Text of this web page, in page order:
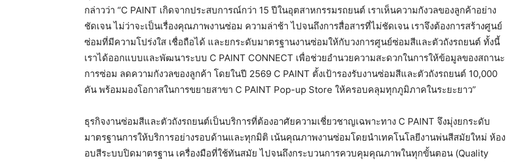
กล่าวว่า “C PAINT เกิดจากประสบการณ์กว่า 15 ปีในอุตสาหกรรมรถยนต์ เราเห็นความกังวลของลูกค้าอย่าง
ชัดเจน ไม่ว่าจะเป็นเรื่องคุณภาพงานซ่อม ความล่าช้า ไปจนถึงการสื่อสารที่ไม่ชัดเจน เราจึงต้องการสร้างศูนย์
ซ่อมที่มีความโปร่งใส เชื่อถือได้ และยกระดับมาตรฐานงานซ่อมให้กับวงการศูนย์ซ่อมสีและตัวถังรถยนต์ ทั้งนี้
เราได้ออกแบบและพัฒนาระบบ C PAINT CONNECT เพื่อช่วยอำนวยความสะดวกในการให้ข้อมูลของสถานะ
การซ่อม ลดความกังวลของลูกค้า โดยในปี 2569 C PAINT ตั้งเป้ารองรับงานซ่อมสีและตัวถังรถยนต์ 10,000
คัน พร้อมมองโอกาสในการขยายสาขา C PAINT Pop-up Store ให้ครอบคลุมทุกภูมิภาคในระยะยาว”
ธุรกิจงานซ่อมสีและตัวถังรถยนต์เป็นบริการที่ต้องอาศัยความเชี่ยวชาญเฉพาะทาง C PAINT จึงมุ่งยกระดับ
มาตรฐานการให้บริการอย่างรอบด้านและทุกมิติ เน้นคุณภาพงานซ่อมโดยนำเทคโนโลยีงานพ่นสีสมัยใหม่ ห้อง
อบสีระบบปิดมาตรฐาน เครื่องมือที่ใช้ทันสมัย ไปจนถึงกระบวนการควบคุมคุณภาพในทุกขั้นตอน (Quality